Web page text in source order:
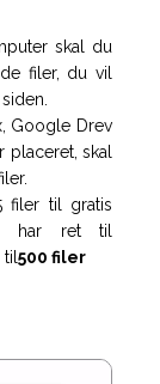
skal du
filer, du vil
Google Drev
skal
filer til gratis
har ret til
500 filer